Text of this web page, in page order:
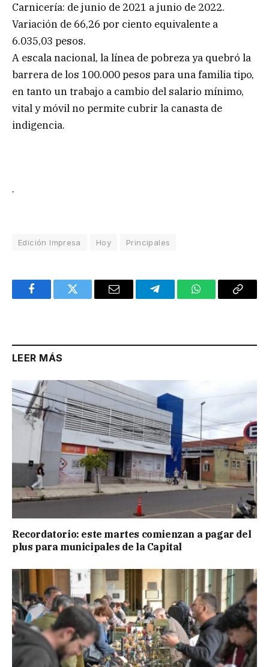
Carnicería: de junio de 2021 a junio de 2022.
Variación de 66,26 por ciento equivalente a
6.035,03 pesos.
A escala nacional, la línea de pobreza ya quebró la
barrera de los 100.000 pesos para una familia tipo,
en tanto un trabajo a cambio del salario mínimo,
vital y móvil no permite cubrir la canasta de
indigencia.
.
Edición Impresa Hoy Principales
FacebookTwitter Email TelegramWhatsAppCopy
LEER MÁS
Recordatorio: este martes comienzan a pagar del
plus para municipales de la Capital